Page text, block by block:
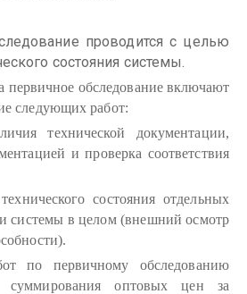
проводится с целью
состояния системы.
первичное обследование включают
следующих работ:
технической документации,
и проверка соответствия
состояния отдельных
и системы в целом (внешний осмотр
по первичному обследованию
суммирования оптовых цен за